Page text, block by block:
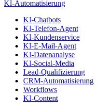
KI-Automatisierung
KI-Chatbots
KI-Telefon-Agent
KI-Kundenservice
KI-E-Mail-Agent
KI-Datenanalyse
KI-Social-Media
Lead-Qualifizierung
CRM-Automatisierung
Workflows
KI-Content